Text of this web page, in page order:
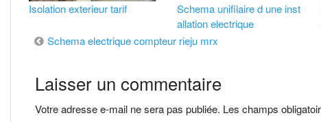
Isolation exterieur tarif
Schema unifilaire d une inst
allation electrique
Navigation
de
l’article
Schema electrique compteur rieju mrx
Laisser un commentaire
Votre adresse e-mail ne sera pas publiée. Les champs